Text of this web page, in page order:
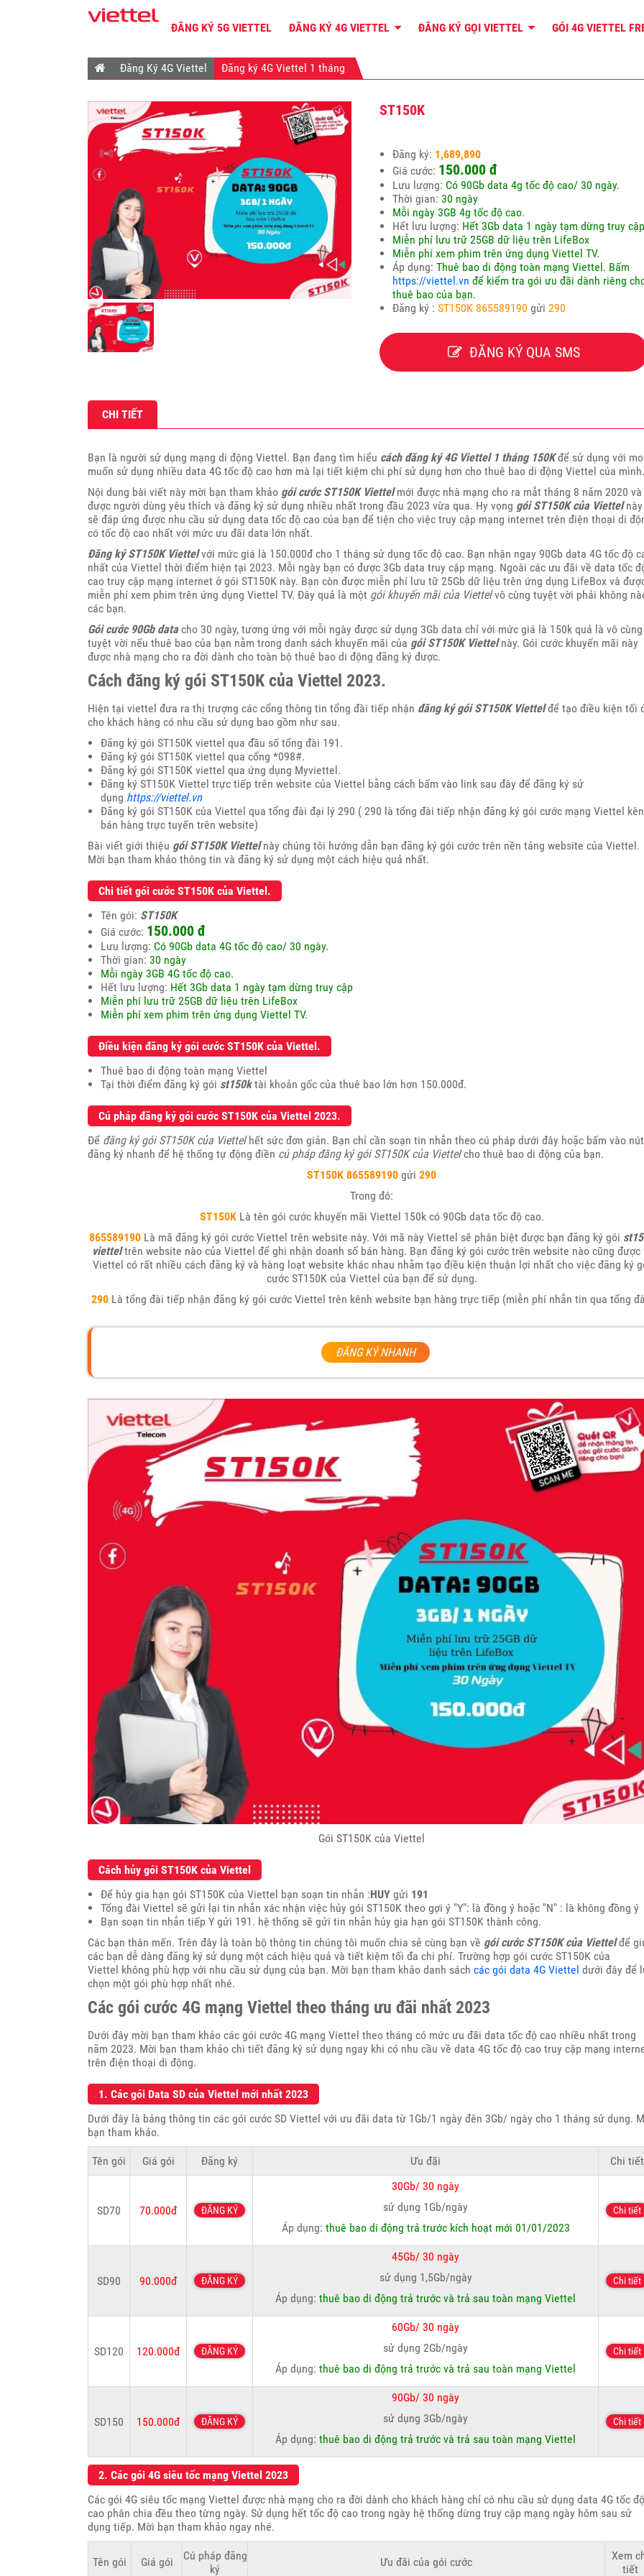
ĐĂNG KÝ 5G VIETTEL ĐĂNG KÝ 4G VIETTEL ĐĂNG KÝ GỌI VIETTEL GÓI 4G VIETTEL
Đăng Ký 4G Viettel Đăng ký 4G Viettel 1 tháng
ST150K
Đăng ký: 1,689,890
Giá cước: 150.000 đ
Lưu lượng: Có 90Gb data 4g tốc độ cao/ 30 ngày.
Thời gian: 30 ngày
Mỗi ngày 3GB 4g tốc độ cao.
Hết lưu lượng: Hết 3Gb data 1 ngày tạm dừng truy cập
Miễn phí lưu trữ 25GB dữ liệu trên LifeBox
Miễn phí xem phim trên ứng dụng Viettel TV.
Áp dụng: Thuê bao di động toàn mạng Viettel. Bấm
https://viettel.vn để kiểm tra gói ưu đãi dành riêng
thuê bao của bạn.
Đăng ký : ST150K 865589190 gửi 290
ĐĂNG KÝ QUA SMS
CHI TIẾT
Bạn là người sử dụng mạng di động Viettel. Bạn đang tìm hiểu cách đăng ký 4G Viettel 1 tháng 150Kđể sử dụng với
muốn sử dụng nhiều data 4G tốc độ cao hơn mà lại tiết kiệm chi phí sử dụng hơn cho thuê bao di động Viettel của mình.
Nội dung bài viết này mời bạn tham khảo gói cước ST150K Viettelmới được nhà mạng cho ra mắt tháng 8 năm 2020 và
được người dùng yêu thích và đăng ký sử dụng nhiều nhất trong đầu 2023 vừa qua. Hy vọng gói ST150K của Viettelnày
sẽ đáp ứng được nhu cầu sử dụng data tốc độ cao của bạn để tiện cho việc truy cập mạng internet trên điện thoại di
có tốc độ cao nhất với mức ưu đãi data lớn nhất.
Đăng ký ST150K Viettelvới mức giá là 150.000đ cho 1 tháng sử dụng tốc độ cao. Bạn nhận ngay 90Gb data 4G tốc độ
nhất của Viettel thời điểm hiện tại 2023. Mỗi ngày bạn có được 3Gb data truy cập mạng. Ngoài các ưu đãi về data tốc
cao truy cập mạng internet ở gói ST150K này. Bạn còn được miễn phí lưu tữ 25Gb dữ liệu trên ứng dụng LifeBox và
miễn phí xem phim trên ứng dụng Viettel TV. Đây quả là một gói khuyến mãi của Viettelvô cùng tuyệt vời phải không
các bạn.
Gói cước 90Gb datacho 30 ngày, tương ứng với mỗi ngày được sử dụng 3Gb data chỉ với mức giá là 150k quả là vô cùng
tuyệt vời nếu thuê bao của bạn nằm trong danh sách khuyến mãi của gói ST150K Viettelnày. Gói cước khuyến mãi này
được nhà mạng cho ra đời dành cho toàn bộ thuê bao di động đăng ký được.
Cách đăng ký gói ST150K của Viettel 2023.
Hiện tại viettel đưa ra thị trượng các cổng thông tin tổng đài tiếp nhận đăng ký gói ST150K Viettelđể tạo điều kiện tối
cho khách hàng có nhu cầu sử dụng bao gồm như sau.
Đăng ký gói ST150K viettel qua đầu số tổng đài 191.
Đăng ký gói ST150K viettel qua cổng *098#.
Đăng ký gói ST150K viettel qua ứng dụng Myviettel.
Đăng ký ST150K Viettel trực tiếp trên website của Viettel bằng cách bấm vào link sau đây để đăng ký sử
dụng https://viettel.vn
Đăng ký gói ST150K của Viettel qua tổng đài đại lý 290 ( 290 là tổng đài tiếp nhận đăng ký gói cước mạng Viettel
bán hàng trực tuyến trên website)
Bài viết giới thiệu gói ST150K Viettelnày chúng tôi hướng dẫn bạn đăng ký gói cước trên nền tảng website của Viettel.
Mời bạn tham khảo thông tin và đăng ký sử dụng một cách hiệu quả nhất.
Chi tiết gói cước ST150K của Viettel.
Tên gói: ST150K
Giá cước: 150.000 đ
Lưu lượng: Có 90Gb data 4G tốc độ cao/ 30 ngày.
Thời gian: 30 ngày
Mỗi ngày 3GB 4G tốc độ cao.
Hết lưu lượng: Hết 3Gb data 1 ngày tạm dừng truy cập
Miễn phí lưu trữ 25GB dữ liệu trên LifeBox
Miễn phí xem phim trên ứng dụng Viettel TV.
Điều kiện đăng ký gói cước ST150K của Viettel.
Thuê bao di động toàn mạng Viettel
Tại thời điểm đăng ký gói st150ktài khoản gốc của thuê bao lớn hơn 150.000đ.
Cú pháp đăng ký gói cước ST150K của Viettel 2023.
Để đăng ký gói ST150K của Viettelhết sức đơn giản. Bạn chỉ cần soạn tin nhắn theo cú pháp dưới đây hoặc bấm vào nút
đăng ký nhanh để hệ thống tự động điền cú pháp đăng ký gói ST150K của Viettelcho thuê bao di động của bạn.
ST150K 865589190 gửi 290
Trong đó:
ST150KLà tên gói cước khuyến mãi Viettel 150k có 90Gb data tốc độ cao.
865589190 Là mã đăng ký gói cước Viettel trên website này. Với mã này Viettel sẽ phân biệt được bạn đăng ký gói
vietteltrên website nào của Viettel để ghi nhận doanh số bán hàng. Bạn đăng ký gói cước trên website nào cũng được
Viettel có rất nhiều cách đăng ký và hàng loạt website khác nhau nhằm tạo điều kiện thuận lợi nhất cho việc đăng ký
cước ST150K của Viettel của bạn để sử dụng.
290 Là tổng đài tiếp nhận đăng ký gói cước Viettel trên kênh website bạn hàng trực tiếp (miễn phí nhắn tin qua tổng
ĐĂNG KÝ NHANH
Gói ST150K của Viettel
Cách hủy gói ST150K của Viettel
Để hủy gia hạn gói ST150K của Viettel bạn soạn tin nhắn :HUY gửi 191
Tổng đài Viettel sẽ gửi lại tin nhắn xác nhận việc hủy gói ST150K theo gợi ý "Y": là đồng ý hoặc "N" : là không đồng ý
Bạn soạn tin nhắn tiếp Y gửi 191. hệ thống sẽ gửi tin nhắn hủy gia hạn gói ST150K thành công.
Các bạn thân mến. Trên đây là toàn bộ thông tin chúng tôi muốn chia sẻ cùng bạn về gói cước ST150K của Viettelđể
các bạn dễ dàng đăng ký sử dụng một cách hiệu quả và tiết kiệm tối đa chi phí. Trường hợp gói cước ST150K của
Viettel không phù hợp với nhu cầu sử dụng của bạn. Mời bạn tham khảo danh sách các gói data 4G Viettel dưới đây để
chọn một gói phù hợp nhất nhé.
Các gói cước 4G mạng Viettel theo tháng ưu đãi nhất 2023
Dưới đây mời bạn tham khảo các gói cước 4G mạng Viettel theo tháng có mức ưu đãi data tốc độ cao nhiều nhất trong
năm 2023. Mời bạn tham khảo chi tiết đăng ký sử dụng ngay khi có nhu cầu về data 4G tốc độ cao truy cập mạng
trên điện thoại di động.
1. Các gói Data SD của Viettel mới nhất 2023
Dưới đây là bảng thông tin các gói cước SD Viettel với ưu đãi data từ 1Gb/1 ngày đên 3Gb/ ngày cho 1 tháng sử dụng.
bạn tham khảo.
Tên gói Giá gói Đăng ký Ưu đãi Chi tiết
SD70 70.000đ ĐĂNG KÝ
30Gb/ 30 ngày
sử dụng 1Gb/ngày
Áp dụng: thuê bao di động trả trước kích hoạt mới 01/01/2023
Chi tiết
SD90 90.000đ ĐĂNG KÝ
45Gb/ 30 ngày
sử dụng 1,5Gb/ngày
Áp dụng: thuê bao di động trả trước và trả sau toàn mạng Viettel
Chi tiết
SD120 120.000đ ĐĂNG KÝ
60Gb/ 30 ngày
sử dụng 2Gb/ngày
Áp dụng: thuê bao di động trả trước và trả sau toàn mạng Viettel
Chi tiết
SD150 150.000đ ĐĂNG KÝ
90Gb/ 30 ngày
sử dụng 3Gb/ngày
Áp dụng: thuê bao di động trả trước và trả sau toàn mạng Viettel
Chi tiết
2. Các gói 4G siêu tốc mạng Viettel 2023
Các gói 4G siêu tốc mạng Viettel được nhà mạng cho ra đời dành cho khách hàng chỉ có nhu cầu sử dụng data 4G tốc độ
cao phân chia đều theo từng ngày. Sử dụng hết tốc độ cao trong ngày hệ thống dừng truy cập mạng ngày hôm sau sử
dụng tiếp. Mời bạn tham khảo ngay nhé.
Tên gói Giá gói
Cú pháp đăng
ký
Ưu đãi của gói cước
Xem
tiết